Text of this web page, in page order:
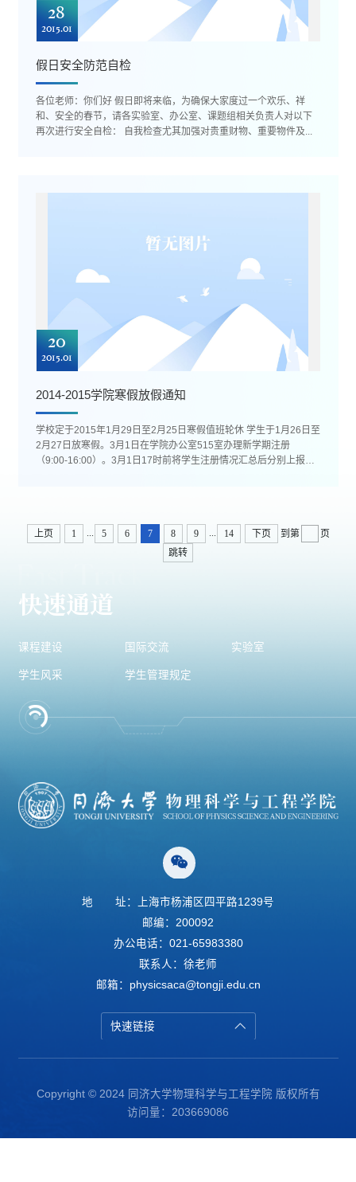
28
2015.01
假日安全防范自检
各位老师：你们好 假日即将来临，为确保大家度过一个欢乐、祥
和、安全的春节，请各实验室、办公室、课题组相关负责人对以下
再次进行安全自检： 自我检查尤其加强对贵重财物、重要物件及...
20
2015.01
2014-2015学院寒假放假通知
学校定于2015年1月29日至2月25日寒假值班轮休 学生于1月26日至
2月27日放寒假。3月1日在学院办公室515室办理新学期注册
（9:00-16:00）。3月1日17时前将学生注册情况汇总后分别上报教
上页 1 ... 5 6 7 8 9 ... 14 下页 到第
页
跳转
快速通道
课程建设 国际交流 实验室
学生风采 学生管理规定
地
址：上海市杨浦区四平路1239号
邮编：200092
办公电话：021-65983380
联系人：徐老师
邮箱：physicsaca@tongji.edu.cn
快速链接
Copyright © 2024 同济大学物理科学与工程学院 版权所有
访问量： 203669086